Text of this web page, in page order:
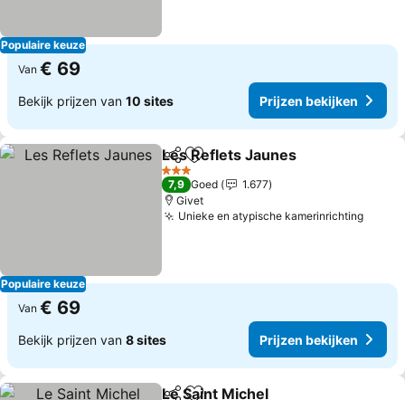
Populaire keuze
Van € 69
Bekijk prijzen van 10 sites Prijzen bekijken
Populaire keuze
DelenToevoegen aan favorieten
Les Reflets Jaunes
3 Sterren
7,9 Goed
1.677
Givet
Unieke en atypische kamerinrichting
Van € 69
Bekijk prijzen van 8 sites Prijzen bekijken
Le Saint Michel